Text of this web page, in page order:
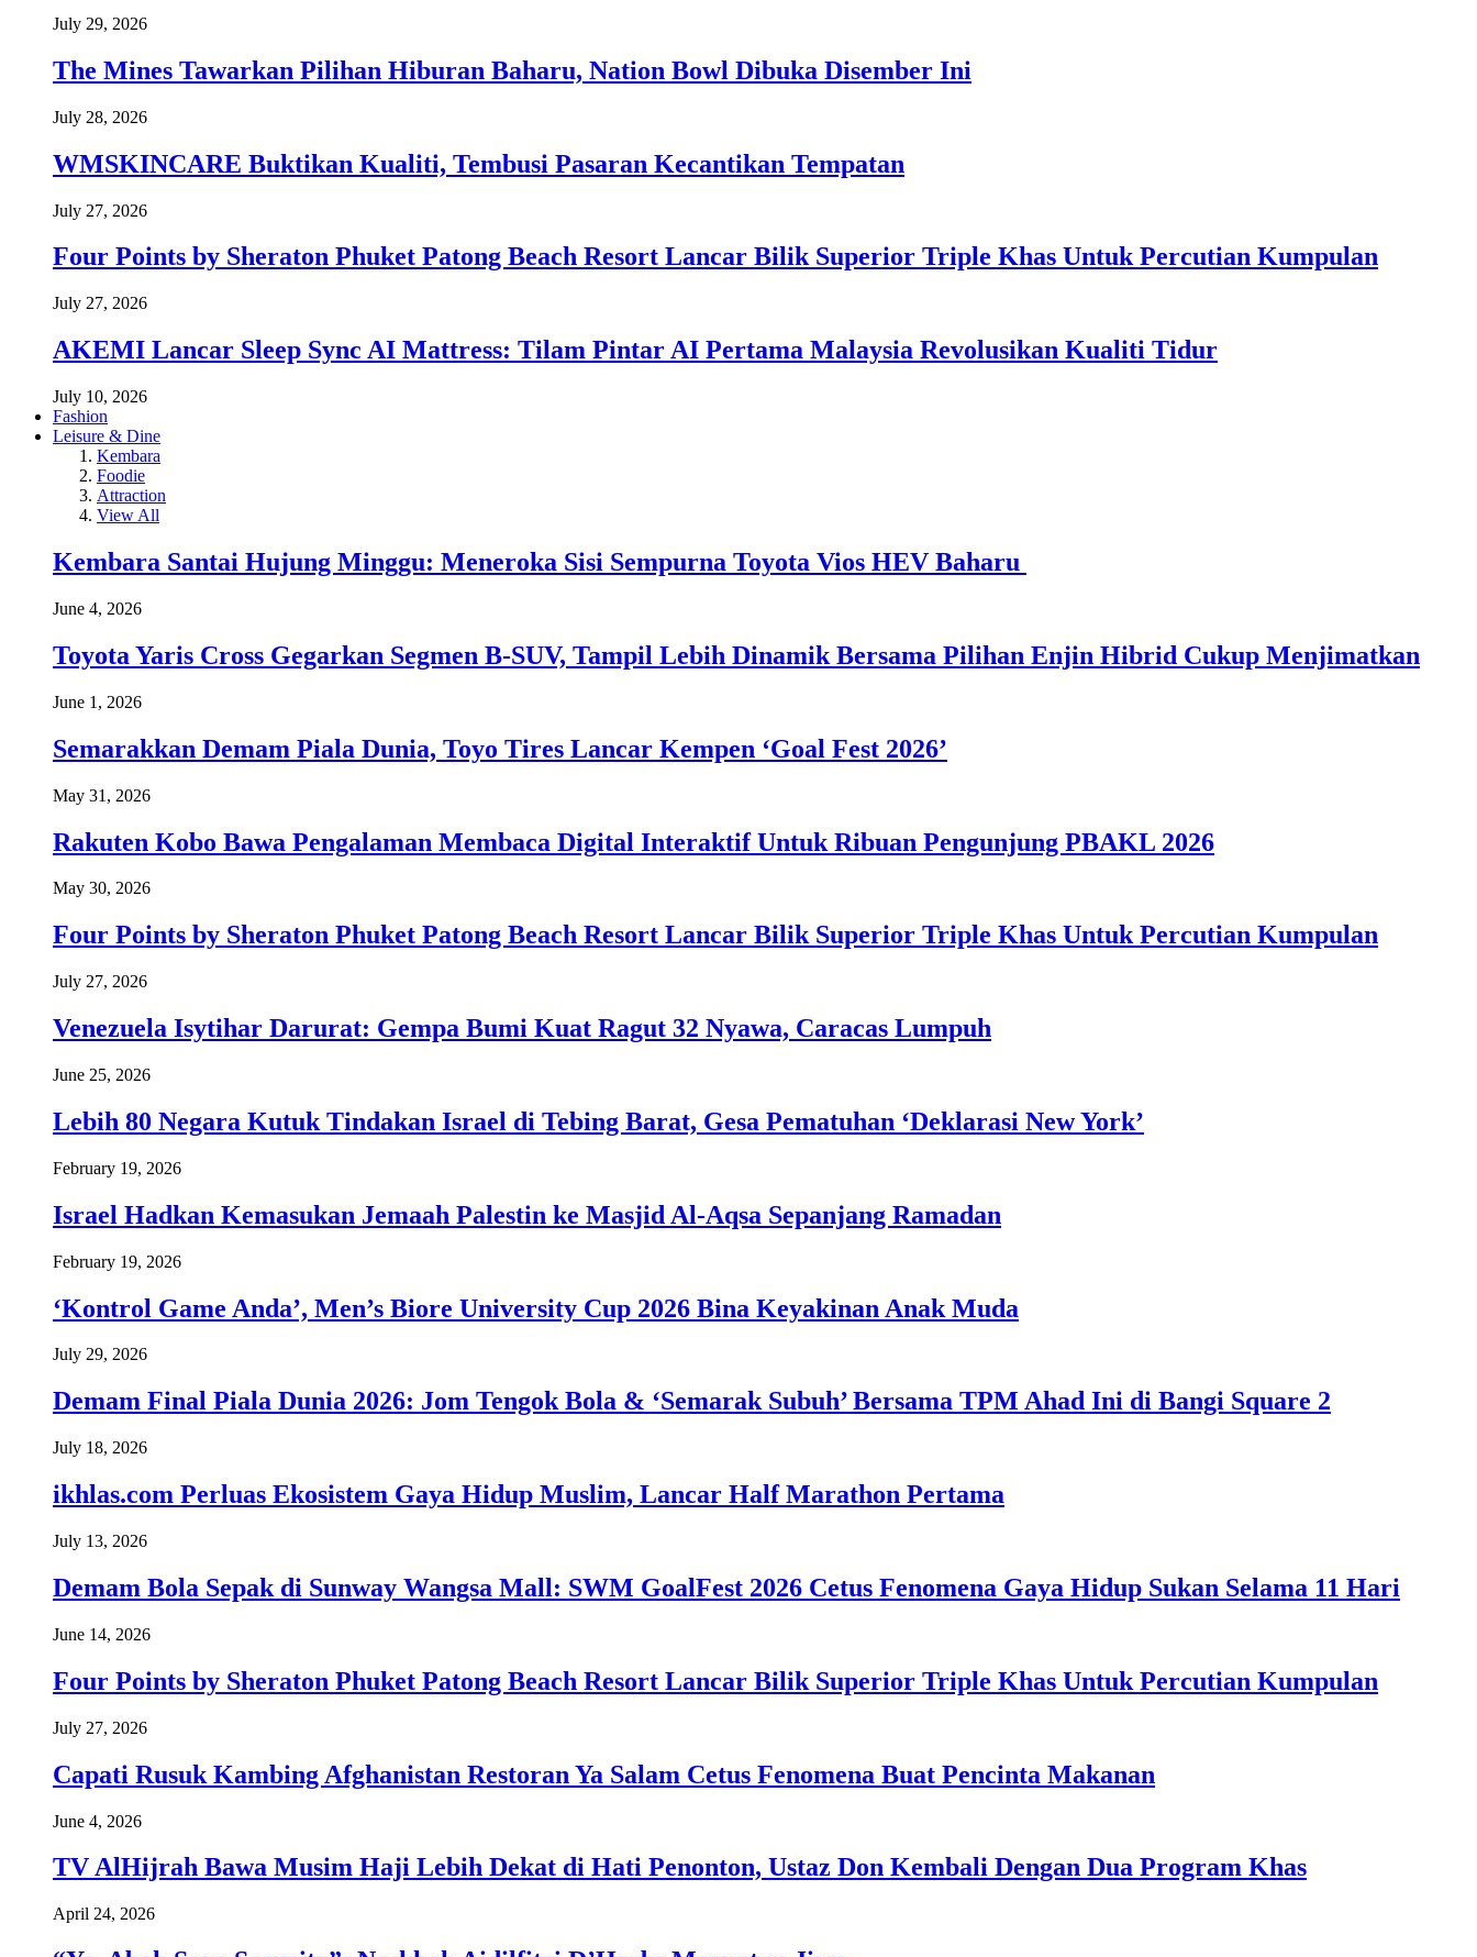
July 29, 2026
The Mines Tawarkan Pilihan Hiburan Baharu, Nation Bowl Dibuka Disember Ini
July 28, 2026
WMSKINCARE Buktikan Kualiti, Tembusi Pasaran Kecantikan Tempatan
July 27, 2026
Four Points by Sheraton Phuket Patong Beach Resort Lancar Bilik Superior Triple Khas Untuk Percutian Kumpulan
July 27, 2026
AKEMI Lancar Sleep Sync AI Mattress: Tilam Pintar AI Pertama Malaysia Revolusikan Kualiti Tidur
July 10, 2026
Fashion
Leisure & Dine
Kembara
Foodie
Attraction
View All
Kembara Santai Hujung Minggu: Meneroka Sisi Sempurna Toyota Vios HEV Baharu
June 4, 2026
Toyota Yaris Cross Gegarkan Segmen B-SUV, Tampil Lebih Dinamik Bersama Pilihan Enjin Hibrid Cukup Menjimatkan
June 1, 2026
Semarakkan Demam Piala Dunia, Toyo Tires Lancar Kempen ‘Goal Fest 2026’
May 31, 2026
Rakuten Kobo Bawa Pengalaman Membaca Digital Interaktif Untuk Ribuan Pengunjung PBAKL 2026
May 30, 2026
Four Points by Sheraton Phuket Patong Beach Resort Lancar Bilik Superior Triple Khas Untuk Percutian Kumpulan
July 27, 2026
Venezuela Isytihar Darurat: Gempa Bumi Kuat Ragut 32 Nyawa, Caracas Lumpuh
June 25, 2026
Lebih 80 Negara Kutuk Tindakan Israel di Tebing Barat, Gesa Pematuhan ‘Deklarasi New York’
February 19, 2026
Israel Hadkan Kemasukan Jemaah Palestin ke Masjid Al-Aqsa Sepanjang Ramadan
February 19, 2026
‘Kontrol Game Anda’, Men’s Biore University Cup 2026 Bina Keyakinan Anak Muda
July 29, 2026
Demam Final Piala Dunia 2026: Jom Tengok Bola & ‘Semarak Subuh’ Bersama TPM Ahad Ini di Bangi Square 2
July 18, 2026
ikhlas.com Perluas Ekosistem Gaya Hidup Muslim, Lancar Half Marathon Pertama
July 13, 2026
Demam Bola Sepak di Sunway Wangsa Mall: SWM GoalFest 2026 Cetus Fenomena Gaya Hidup Sukan Selama 11 Hari
June 14, 2026
Four Points by Sheraton Phuket Patong Beach Resort Lancar Bilik Superior Triple Khas Untuk Percutian Kumpulan
July 27, 2026
Capati Rusuk Kambing Afghanistan Restoran Ya Salam Cetus Fenomena Buat Pencinta Makanan
June 4, 2026
TV AlHijrah Bawa Musim Haji Lebih Dekat di Hati Penonton, Ustaz Don Kembali Dengan Dua Program Khas
April 24, 2026